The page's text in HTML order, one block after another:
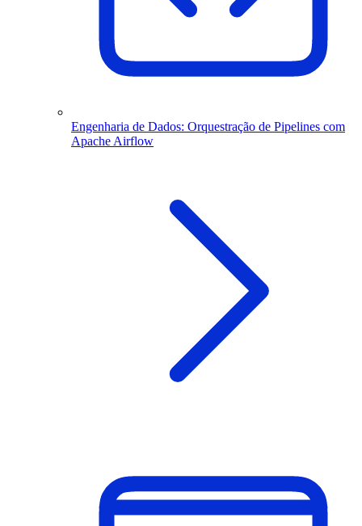
Engenharia de Dados: Orquestração de Pipelines com
Apache Airflow